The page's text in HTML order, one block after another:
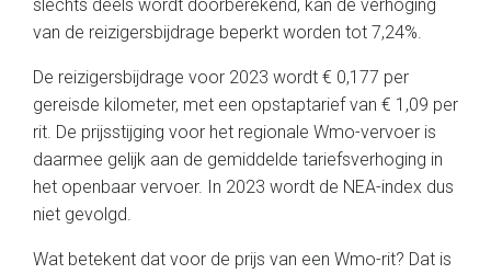
slechts deels wordt doorberekend, kan de verhoging
van de reizigersbijdrage beperkt worden tot 7,24%.
De reizigersbijdrage voor 2023 wordt € 0,177 per
gereisde kilometer, met een opstaptarief van € 1,09 per
rit. De prijsstijging voor het regionale Wmo-vervoer is
daarmee gelijk aan de gemiddelde tariefsverhoging in
het openbaar vervoer. In 2023 wordt de NEA-index dus
niet gevolgd.
Wat betekent dat voor de prijs van een Wmo-rit? Dat is